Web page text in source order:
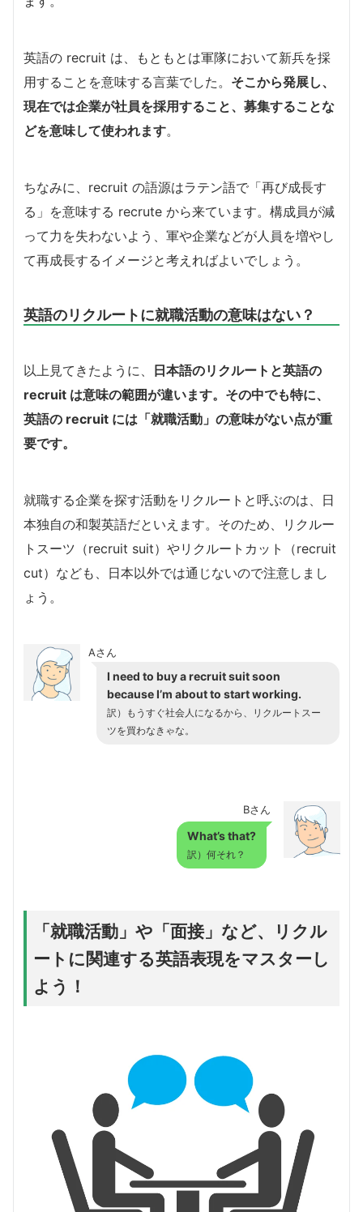
英語の recruit は、もともとは軍隊において新兵を採
用することを意味する言葉でした。 そこから発展し、
現在では企業が社員を採用すること、募集することな
どを意味して使われます。
ちなみに、recruit の語源はラテン語で「再び成長す
る」を意味する recrute から来ています。構成員が減
って力を失わないよう、軍や企業などが人員を増やし
て再成長するイメージと考えればよいでしょう。
英語のリクルートに就職活動の意味はない？
以上見てきたように、
日本語のリクルートと英語の
recruit は意味の範囲が違います。 その中でも特に、
英語の recruit には「就職活動」の意味がない点が重
要です。
就職する企業を探す活動をリクルートと呼ぶのは、日
本独自の和製英語だといえます。そのため、リクルー
トスーツ（recruit suit）やリクルートカット（recruit
cut）なども、日本以外では通じないので注意しまし
ょう。
Aさん
I need to buy a recruit suit soon
because I’m about to start working.
訳）もうすぐ社会人になるから、リクルートスー
ツを買わなきゃな。
Bさん
What’s that?
訳）何それ？
「就職活動」や「面接」など、リクル
ートに関連する英語表現をマスターし
よう！